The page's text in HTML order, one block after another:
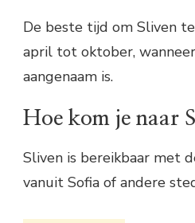
De beste tijd om Sliven
april tot oktober,
aangenaam is.
Hoe kom je naar
Sliven is bereikbaar met
vanuit Sofia of andere